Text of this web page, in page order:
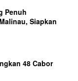
Penuh
Siapkan
48 Cabor